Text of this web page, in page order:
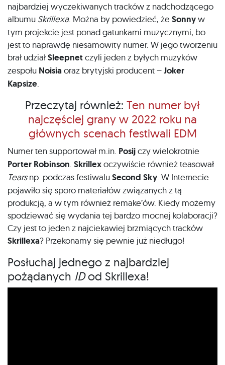
najbardziej wyczekiwanych tracków z nadchodzącego
albumu Skrillexa. Można by powiedzieć, że Sonnyw
tym projekcie jest ponad gatunkami muzycznymi, bo
jest to naprawdę niesamowity numer. W jego tworzeniu
brał udziałSleepnetczyli jeden z byłych muzyków
zespołu Noisiaoraz brytyjski producent –Joker
Kapsize
Przeczytaj również: Ten numer był
najczęściej grany w 2022 roku na
głównych scenach festiwali EDM
Numer ten supportował m.in. Posijczy wielokrotnie
Porter Robinson Skrillexoczywiście również teasował
Tearsnp. podczas festiwaluSecond Sky . W Internecie
pojawiło się sporo materiałów związanych z tą
produkcją, a w tym również remake’ów. Kiedy możemy
spodziewać się wydania tej bardzo mocnej kolaboracji?
Czy jest to jeden z najciekawiej brzmiących tracków
Skrillexa? Przekonamy się pewnie już niedługo!
Posłuchaj jednego z najbardziej
pożądanych IDod Skrillexa!